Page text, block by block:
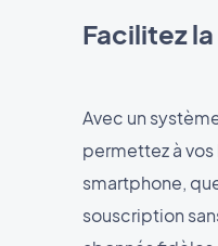
Facilitez
Avec un
permettez à
smartphone,
souscription